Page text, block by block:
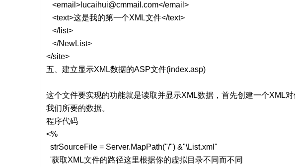
<email>lucaihui@cmmail.com</email>
<text>这是我的第一个XML文件</text>
</list>
</NewList>
</site>
五、建立显示XML数据的ASP文件(index.asp)
这个文件要实现的功能就是读取并显示XML数据，首先创建一个XML
我们所要的数据。
程序代码
<%
strSourceFile = Server.MapPath("/") &"\List.xml"
'获取XML文件的路径这里根据你的虚拟目录不同而不同